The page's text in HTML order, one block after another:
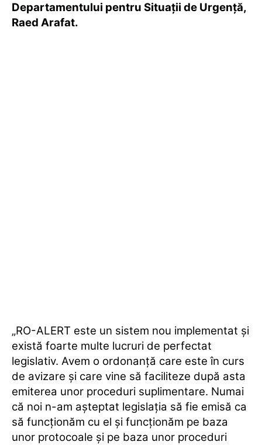
Departamentului pentru Situaţii de Urgenţă,
Raed Arafat.
„RO-ALERT este un sistem nou implementat şi
există foarte multe lucruri de perfectat
legislativ. Avem o ordonanţă care este în curs
de avizare şi care vine să faciliteze după asta
emiterea unor proceduri suplimentare. Numai
că noi n-am aşteptat legislaţia să fie emisă ca
să funcţionăm cu el şi funcţionăm pe baza
unor protocoale şi pe baza unor proceduri